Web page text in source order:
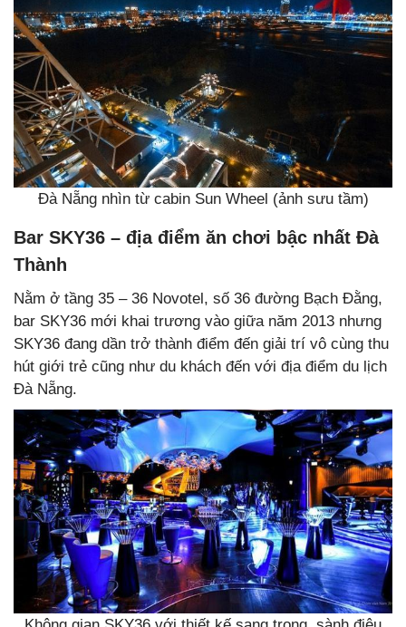
Đà Nẵng nhìn từ cabin Sun Wheel (ảnh sưu tầm)
Bar SKY36 – địa điểm ăn chơi bậc nhất Đà
Thành
Nằm ở tầng 35 – 36 Novotel, số 36 đường Bạch Đằng,
bar SKY36 mới khai trương vào giữa năm 2013 nhưng
SKY36 đang dần trở thành điểm đến giải trí vô cùng thu
hút giới trẻ cũng như du khách đến với địa điểm du lịch
Đà Nẵng.